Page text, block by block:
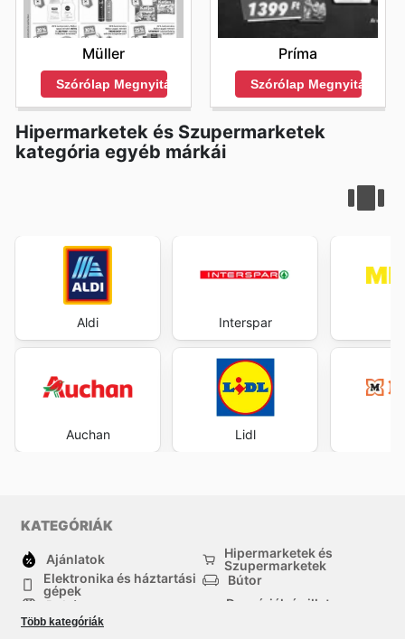
Müller
Szórólap Megnyitása
Príma
Szórólap Megnyitása
Hipermarketek és Szupermarketek
kategória egyéb márkái
Aldi
Auchan
Interspar
Lidl
KATEGÓRIÁK
Ajánlatok
Hipermarketek és
Szupermarketek
Elektronika és háztartási
gépek
Bútor
Ruházat
Drogériák és illatszer-
háztartási cikkek
Több kategóriák